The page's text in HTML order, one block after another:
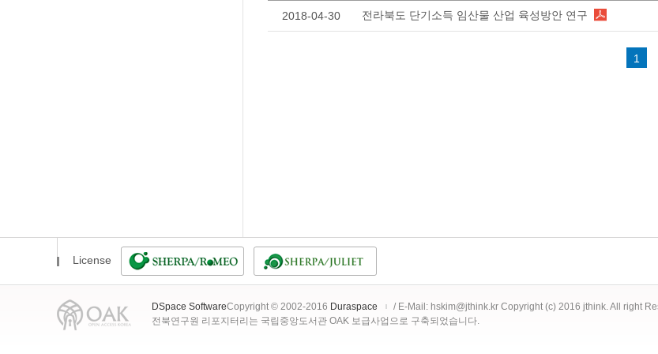
2018-04-30 전라북도 단기소득 임산물 산업 육성방안 연구
1
License
DSpace SoftwareCopyright © 2002-2016 Duraspace
/ E-Mail: hskim@jthink.kr Copyright (c) 2016 jthink. All right
전북연구원 리포지터리는 국립중앙도서관 OAK 보급사업으로 구축되었습니다.